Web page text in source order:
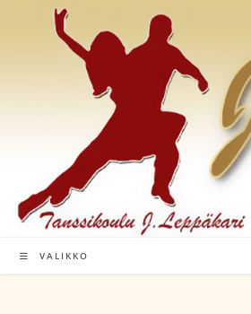
VALIKKO